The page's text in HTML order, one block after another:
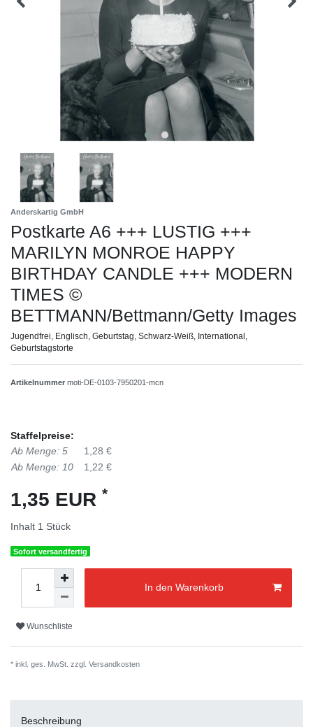
Anderskartig GmbH
Postkarte A6 +++ LUSTIG +++
MARILYN MONROE HAPPY
BIRTHDAY CANDLE +++ MODERN
TIMES ©
BETTMANN/Bettmann/Getty Images
Jugendfrei, Englisch, Geburtstag, Schwarz-Weiß, International,
Geburtstagstorte
Artikelnummer moti-DE-0103-7950201-mcn
Staffelpreise:
Ab Menge: 5
1,28 €
Ab Menge: 10
1,22 €
1,35 EUR *
Inhalt 1 Stück
Sofort versandfertig
In den Warenkorb
Wunschliste
* inkl. ges. MwSt. zzgl. Versandkosten
Beschreibung